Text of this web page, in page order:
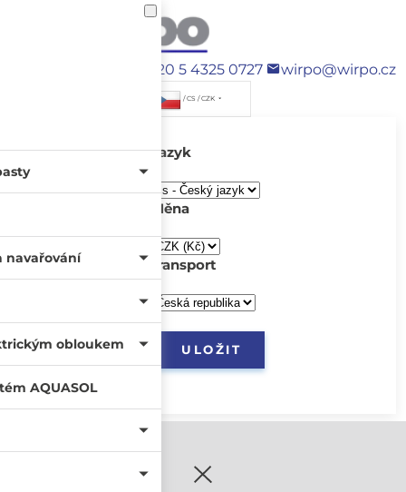
+420 5 4325 0727 wirpo@wirpo.cz
/ CS / CZK
Jazyk
Měna
transport
navařování
obloukem
AQUASOL